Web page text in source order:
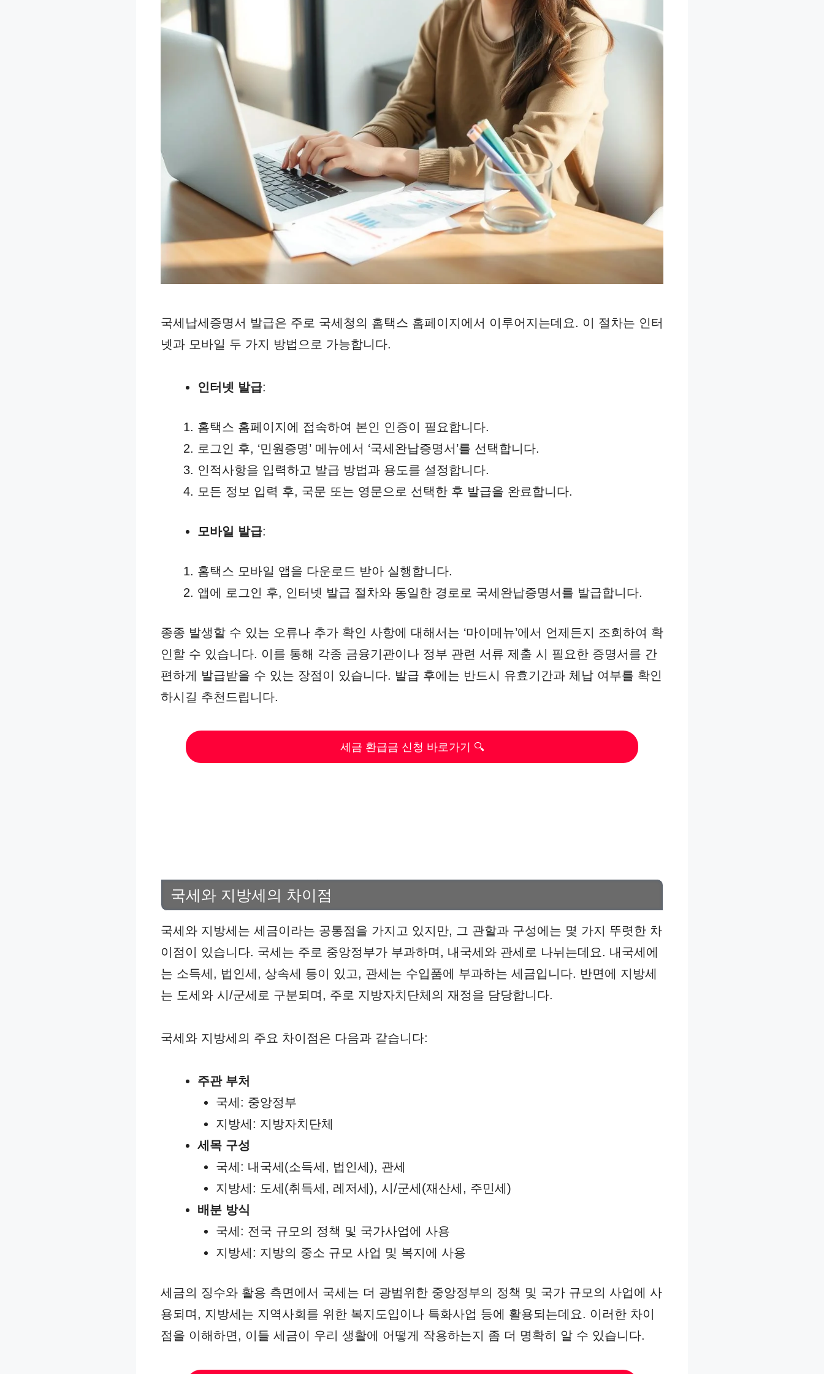
국세납세증명서 발급은 주로 국세청의 홈택스 홈페이지에서 이루어지는데요. 이 절차는 인터
넷과 모바일 두 가지 방법으로 가능합니다.
인터넷 발급:
홈택스 홈페이지에 접속하여 본인 인증이 필요합니다.
로그인 후, ‘민원증명’ 메뉴에서 ‘국세완납증명서’를 선택합니다.
인적사항을 입력하고 발급 방법과 용도를 설정합니다.
모든 정보 입력 후, 국문 또는 영문으로 선택한 후 발급을 완료합니다.
모바일 발급:
홈택스 모바일 앱을 다운로드 받아 실행합니다.
앱에 로그인 후, 인터넷 발급 절차와 동일한 경로로 국세완납증명서를 발급합니다.
종종 발생할 수 있는 오류나 추가 확인 사항에 대해서는 ‘마이메뉴’에서 언제든지 조회하여 확
인할 수 있습니다. 이를 통해 각종 금융기관이나 정부 관련 서류 제출 시 필요한 증명서를 간
편하게 발급받을 수 있는 장점이 있습니다. 발급 후에는 반드시 유효기간과 체납 여부를 확인
하시길 추천드립니다.
세금 환급금 신청 바로가기 🔍
국세와 지방세의 차이점
국세와 지방세는 세금이라는 공통점을 가지고 있지만, 그 관할과 구성에는 몇 가지 뚜렷한 차
이점이 있습니다. 국세는 주로 중앙정부가 부과하며, 내국세와 관세로 나뉘는데요. 내국세에
는 소득세, 법인세, 상속세 등이 있고, 관세는 수입품에 부과하는 세금입니다. 반면에 지방세
는 도세와 시/군세로 구분되며, 주로 지방자치단체의 재정을 담당합니다.
국세와 지방세의 주요 차이점은 다음과 같습니다:
주관 부처
국세: 중앙정부
지방세: 지방자치단체
세목 구성
국세: 내국세(소득세, 법인세), 관세
지방세: 도세(취득세, 레저세), 시/군세(재산세, 주민세)
배분 방식
국세: 전국 규모의 정책 및 국가사업에 사용
지방세: 지방의 중소 규모 사업 및 복지에 사용
세금의 징수와 활용 측면에서 국세는 더 광범위한 중앙정부의 정책 및 국가 규모의 사업에 사
용되며, 지방세는 지역사회를 위한 복지도입이나 특화사업 등에 활용되는데요. 이러한 차이
점을 이해하면, 이들 세금이 우리 생활에 어떻게 작용하는지 좀 더 명확히 알 수 있습니다.